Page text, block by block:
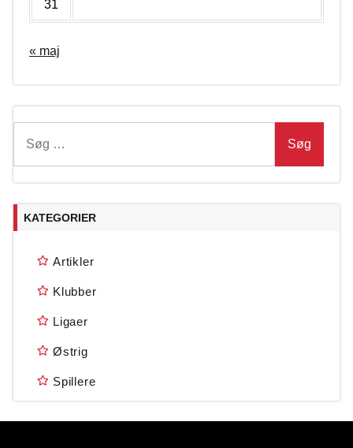
31
« maj
efter:
KATEGORIER
Artikler
Klubber
Ligaer
Østrig
Spillere